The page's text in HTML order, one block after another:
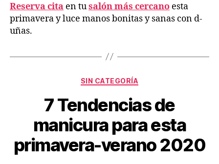
Reserva cita en tusalón más cercano esta
primavera y luce manos bonitas y sanas con d-
uñas.
SIN CATEGORÍA
7 Tendencias de
manicura para esta
primavera-verano 2020